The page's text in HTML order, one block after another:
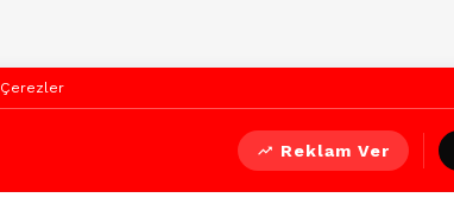
Çerezler
Reklam Ver